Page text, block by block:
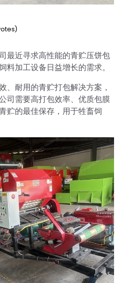
最近寻求高性能的青贮压饼包
加工设备日益增长的需求。
、耐用的青贮打包解决方案，
司需要高打包效率、优质包膜
贮的最佳保存，用于牲畜饲